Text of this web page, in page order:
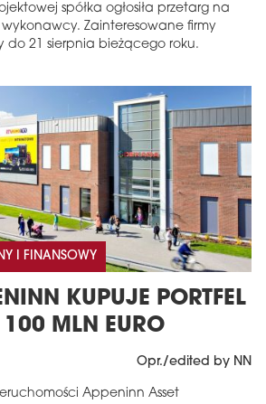
spółka ogłosiła przetarg na
Zainteresowane firmy
do 21 sierpnia bieżącego roku.
I FINANSOWY
KUPUJE PORTFEL
MLN EURO
Opr./edited by NN
Appeninn Asset